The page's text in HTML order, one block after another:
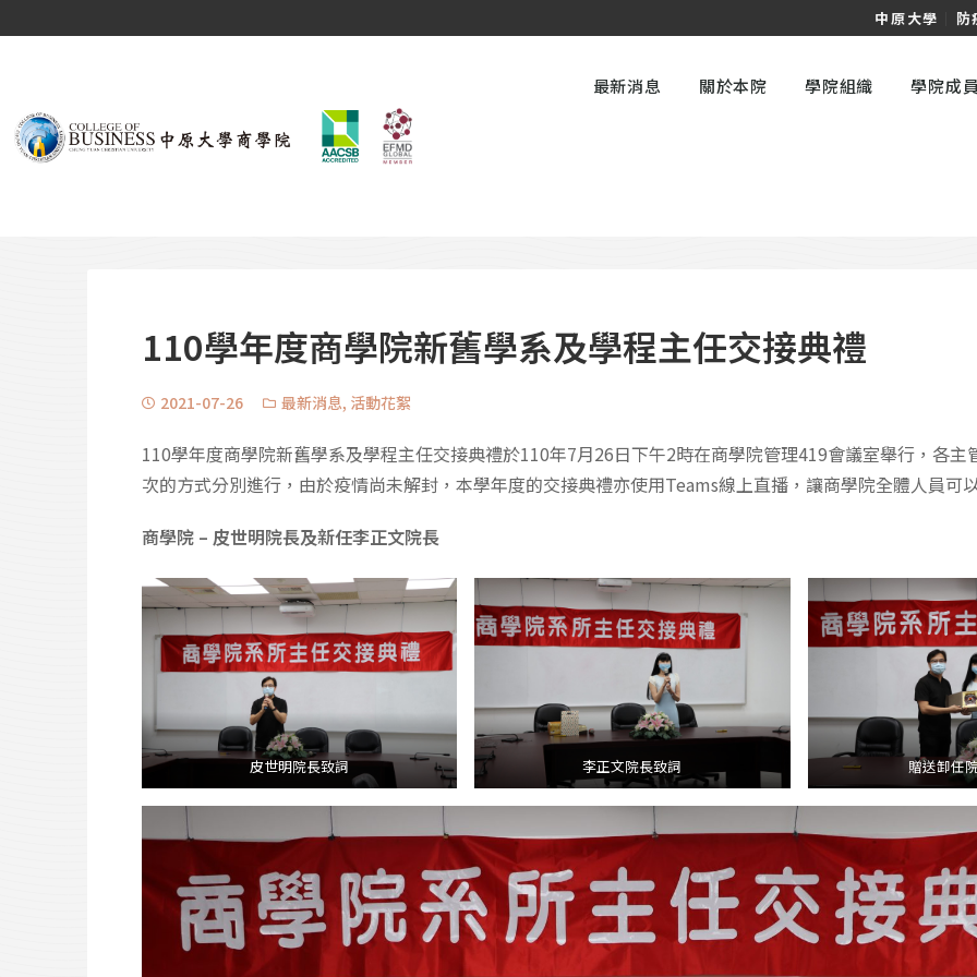
中原大學 防
最新消息 關於本院 學院組織 學院成
110學年度商學院新舊學系及學程主任交接典禮
2021-07-26 最新消息, 活動花絮
110學年度商學院新舊學系及學程主任交接典禮於110年7月26日下午2時在商學院管理419會議室舉行，各主
次的方式分別進行，由於疫情尚未解封，本學年度的交接典禮亦使用Teams線上直播，讓商學院全體人員可
商學院 – 皮世明院長及新任李正文院長
皮世明院長致詞 李正文院長致詞 贈送卸任